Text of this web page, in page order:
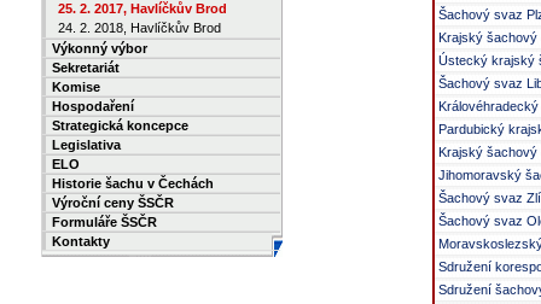
25. 2. 2017, Havlíčkův Brod
24. 2. 2018, Havlíčkův Brod
Výkonný výbor
Sekretariát
Komise
Hospodaření
Strategická koncepce
Legislativa
ELO
Historie šachu v Čechách
Výroční ceny ŠSČR
Formuláře ŠSČR
Kontakty
Šachový svaz
Krajský šachový
Ústecký krajský
Šachový svaz
Pardubický
Krajský šachový
Jihomoravský
Šachový svaz
Šachový svaz
Sdružení
Sdružení